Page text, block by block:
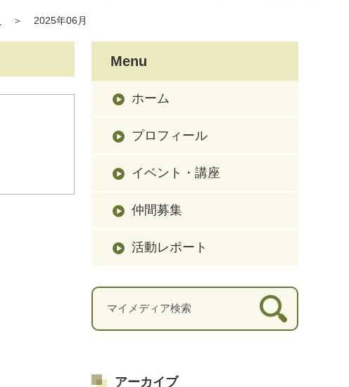
＞ 2025年06月
Menu
ホーム
プロフィール
イベント・講座
仲間募集
活動レポート
アーカイブ